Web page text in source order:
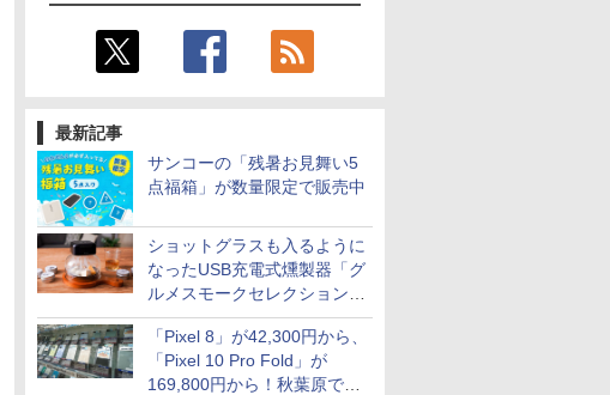
最新記事
サンコーの「残暑お見舞い5
点福箱」が数量限定で販売中
ショットグラスも入るように
なったUSB充電式燻製器「グ
ルメスモークセレクション
2」がサンコーから
「Pixel 8」が42,300円から、
「Pixel 10 Pro Fold」が
169,800円から！秋葉原で中